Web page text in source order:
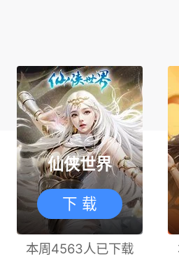
仙侠世界
下 载
本周4563人已下载